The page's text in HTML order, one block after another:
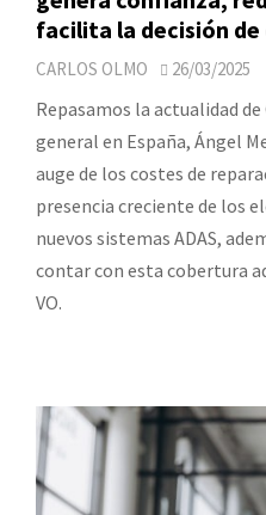
facilita la decisión de
CARLOS OLMO 26/03/2025
Repasamos la actualidad
general en España, Ángel
auge de los costes de
presencia creciente de los
nuevos sistemas ADAS,
contar con esta cobertura
VO.